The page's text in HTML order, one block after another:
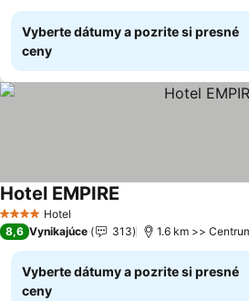
Vyberte dátumy a pozrite si presné
ceny
4 Počet hviezdičiek
Hotel
Hotel EMPIRE
8,6 Vynikajúce 313 1.6 km >>
Vyberte dátumy a pozrite si presné
ceny